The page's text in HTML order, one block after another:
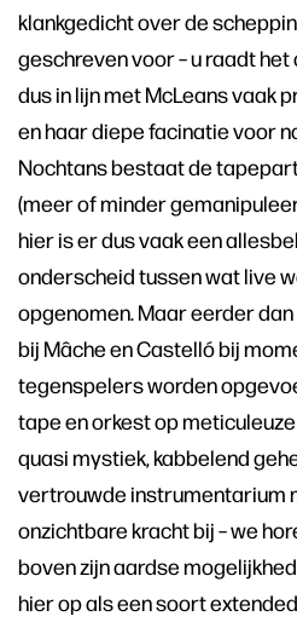
klankgedicht over de
geschreven voor – u raadt het
dus in lijn met McLeans vaak
en haar diepe facinatie voor
Nochtans bestaat de
(meer of minder
hier is er dus vaak een
onderscheid tussen wat live
opgenomen. Maar eerder
bij Mâche en Castelló bij
tegenspelers worden
tape en orkest op
quasi mystiek, kabbelend
vertrouwde instrumentarium
onzichtbare kracht bij – we
boven zijn aardse
hier op als een soort